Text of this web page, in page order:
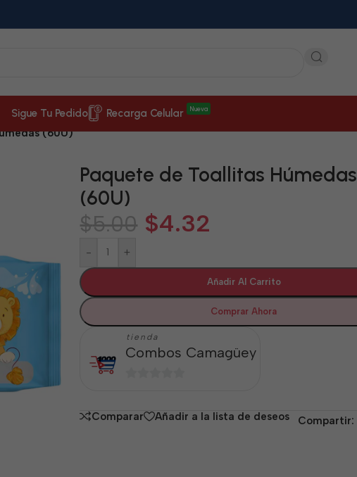
Sigue Tu Pedido Recarga Celular Nueva
(60U)
Paquete de Toallitas Húmedas
(60U)
$5.00 $4.32
- +
Añadir Al Carrito
Comprar Ahora
tienda
Combos Camagüey
5
Comparar Añadir a la lista de deseos Compartir: